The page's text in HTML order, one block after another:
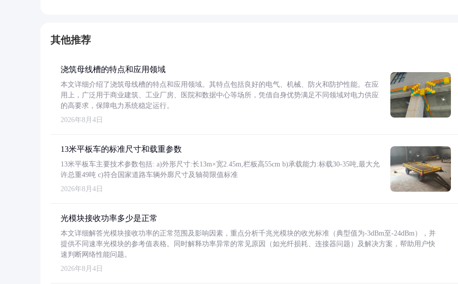
其他推荐
浇筑母线槽的特点和应用领域
本文详细介绍了浇筑母线槽的特点和应用领域。其特点包括良好的电气、机械、防火和防护性能。在应
用上，广泛用于商业建筑、工业厂房、医院和数据中心等场所，凭借自身优势满足不同领域对电力供应
的高要求，保障电力系统稳定运行。
2026年8月4日
13米平板车的标准尺寸和载重参数
13米平板车主要技术参数包括: a)外形尺寸:长13m×宽2.45m,栏板高55cm b)承载能力:标载30-35吨,最大允
许总重49吨 c)符合国家道路车辆外廓尺寸及轴荷限值标准
2026年8月4日
光模块接收功率多少是正常
本文详细解答光模块接收功率的正常范围及影响因素，重点分析千兆光模块的收光标准（典型值为-3dBm至-24dBm），并
提供不同速率光模块的参考值表格。同时解释功率异常的常见原因（如光纤损耗、连接器问题）及解决方案，帮助用户快
速判断网络性能问题。
2026年8月4日